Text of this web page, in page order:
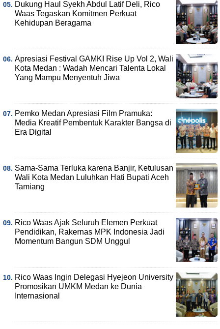
Dukung Haul Syekh Abdul Latif Deli, Rico
Waas Tegaskan Komitmen Perkuat
Kehidupan Beragama
Apresiasi Festival GAMKI Rise Up Vol 2, Wali
Kota Medan : Wadah Mencari Talenta Lokal
Yang Mampu Menyentuh Jiwa
Pemko Medan Apresiasi Film Pramuka:
Media Kreatif Pembentuk Karakter Bangsa di
Era Digital
Sama-Sama Terluka karena Banjir, Ketulusan
Wali Kota Medan Luluhkan Hati Bupati Aceh
Tamiang
Rico Waas Ajak Seluruh Elemen Perkuat
Pendidikan, Rakernas MPK Indonesia Jadi
Momentum Bangun SDM Unggul
Rico Waas Ingin Delegasi Hyejeon University
Promosikan UMKM Medan ke Dunia
Internasional